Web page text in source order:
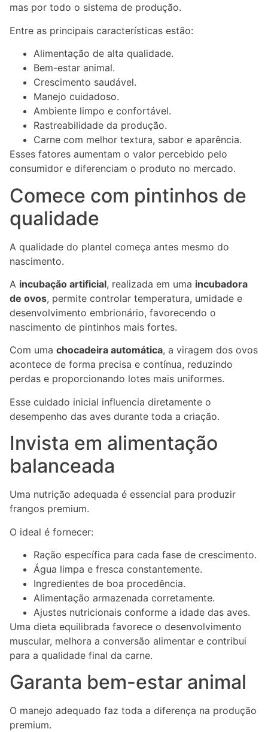
mas por todo o sistema de produção.
Entre as principais características estão:
Alimentação de alta qualidade.
Bem-estar animal.
Crescimento saudável.
Manejo cuidadoso.
Ambiente limpo e confortável.
Rastreabilidade da produção.
Carne com melhor textura, sabor e aparência.
Esses fatores aumentam o valor percebido pelo
consumidor e diferenciam o produto no mercado.
Comece com pintinhos de
qualidade
A qualidade do plantel começa antes mesmo do
nascimento.
A incubação artificial, realizada em uma incubadora
de ovos, permite controlar temperatura, umidade e
desenvolvimento embrionário, favorecendo o
nascimento de pintinhos mais fortes.
Com uma chocadeira automática, a viragem dos ovos
acontece de forma precisa e contínua, reduzindo
perdas e proporcionando lotes mais uniformes.
Esse cuidado inicial influencia diretamente o
desempenho das aves durante toda a criação.
Invista em alimentação
balanceada
Uma nutrição adequada é essencial para produzir
frangos premium.
O ideal é fornecer:
Ração específica para cada fase de crescimento.
Água limpa e fresca constantemente.
Ingredientes de boa procedência.
Alimentação armazenada corretamente.
Ajustes nutricionais conforme a idade das aves.
Uma dieta equilibrada favorece o desenvolvimento
muscular, melhora a conversão alimentar e contribui
para a qualidade final da carne.
Garanta bem-estar animal
O manejo adequado faz toda a diferença na produção
premium.